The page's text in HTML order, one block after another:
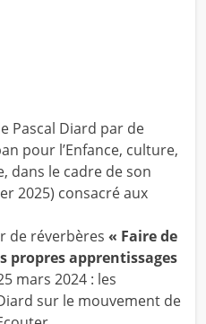
Pascal Diard par de
pour l’Enfance, culture,
dans le cadre de son
2025) consacré aux
de réverbères « Faire de
propres apprentissages
mars 2024 : les
sur le mouvement de